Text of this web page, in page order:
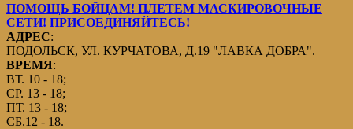
ПОМОЩЬ БОЙЦАМ! ПЛЕТЕМ МАСКИРОВОЧНЫЕ
СЕТИ! ПРИСОЕДИНЯЙТЕСЬ!
АДРЕС:
ПОДОЛЬСК, УЛ. КУРЧАТОВА, Д.19 "ЛАВКА ДОБРА".
ВРЕМЯ:
ВТ. 10 - 18;
СР. 13 - 18;
ПТ. 13 - 18;
СБ.12 - 18.